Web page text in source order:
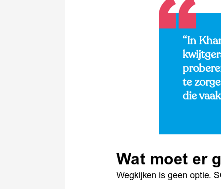
“In
te
die
Wat moet er
Wegkijken is geen optie.